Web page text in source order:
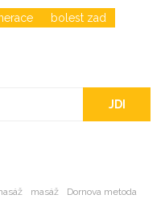
bolest zad
JDI
masáž Dornova metoda